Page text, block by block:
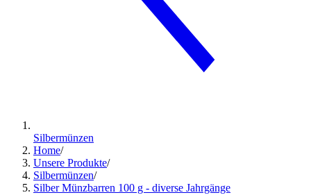
Silbermünzen
Home/
Unsere Produkte/
Silbermünzen/
Silber Münzbarren 100 g - diverse Jahrgänge